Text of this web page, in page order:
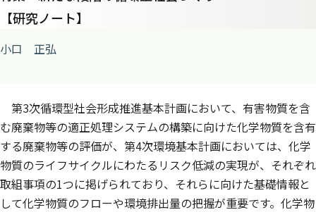
【研究ノート】
小口 正弘
第3次循環型社会形成推進基本計画において、有害物質を含
む廃棄物等の適正処理システムの構築に向けた化学物質を含有
する廃棄物等の評価が、第4次環境基本計画においては、化学
物質のライフサイクルにわたるリスク低減の実現が、それぞれ
取組事項の1つに掲げられており、それらに向けた基礎情報と
して化学物質のフローや環境排出量の把握が重要です。化学物